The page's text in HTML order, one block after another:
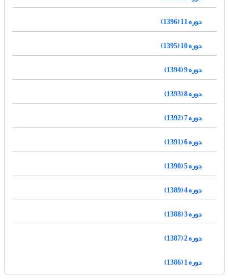
دوره 11 (1396)
دوره 10 (1395)
دوره 9 (1394)
دوره 8 (1393)
دوره 7 (1392)
دوره 6 (1391)
دوره 5 (1390)
دوره 4 (1389)
دوره 3 (1388)
دوره 2 (1387)
دوره 1 (1386)